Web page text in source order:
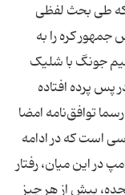
که طی بحث لفظی
جمهور کره را به
جونگ با شلیک
پس پرده افتاده
توافق‌نامه امضا
است که در ادامه
در این میان، رفتار
بیش از هر چیز